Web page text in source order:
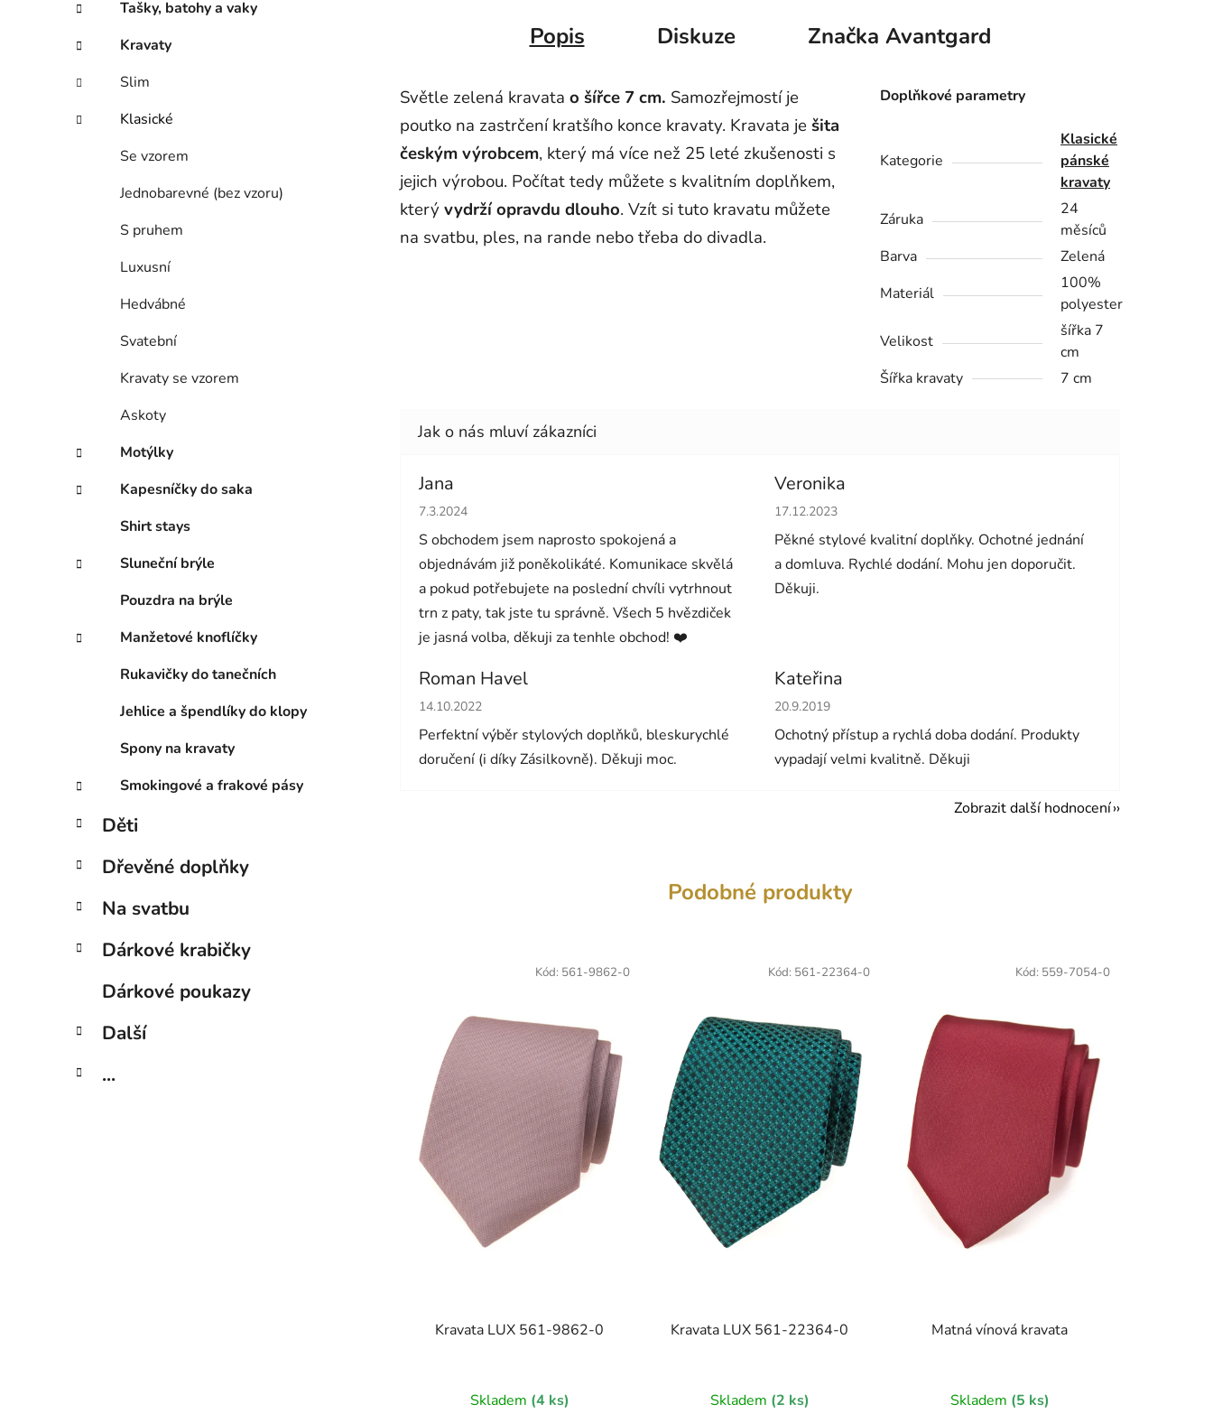
Tašky, batohy a vaky
Kravaty
Slim
Klasické
Se vzorem
Jednobarevné (bez vzoru)
S pruhem
Luxusní
Hedvábné
Svatební
Kravaty se vzorem
Askoty
Motýlky
Kapesníčky do saka
Shirt stays
Sluneční brýle
Pouzdra na brýle
Manžetové knoflíčky
Rukavičky do tanečních
Jehlice a špendlíky do klopy
Spony na kravaty
Smokingové a frakové pásy
Děti
Dřevěné doplňky
Na svatbu
Dárkové krabičky
Dárkové poukazy
Další
...
Popis Diskuze Značka Avantgard
Světle zelená kravata o šířce 7 cm. Samozřejmostí je
poutko na zastrčení kratšího konce kravaty. Kravata je šita
českým výrobcem, který má více než 25 leté zkušenosti s
jejich výrobou. Počítat tedy můžete s kvalitním doplňkem,
který vydrží opravdu dlouho. Vzít si tuto kravatu můžete
na svatbu, ples, na rande nebo třeba do divadla.
Doplňkové parametry
Kategorie
Klasické
pánské
kravaty
Záruka
24
měsíců
Barva
Zelená
Materiál
100%
polyester
Velikost
šířka 7
cm
Šířka kravaty
7 cm
Jana
Hodnocení obchodu je 5 z 5 hvězdiček.
7.3.2024
S obchodem jsem naprosto spokojená a
objednávám již poněkolikáté. Komunikace skvělá
a pokud potřebujete na poslední chvíli vytrhnout
trn z paty, tak jste tu správně. Všech 5 hvězdiček
je jasná volba, děkuji za tenhle obchod! ❤️
Veronika
Hodnocení obchodu je 5 z 5 hvězdiček.
17.12.2023
Pěkné stylové kvalitní doplňky. Ochotné jednání
a domluva. Rychlé dodání. Mohu jen doporučit.
Děkuji.
Roman Havel
Hodnocení obchodu je 5 z 5 hvězdiček.
14.10.2022
Perfektní výběr stylových doplňků, bleskurychlé
doručení (i díky Zásilkovně). Děkuji moc.
Kateřina
Hodnocení obchodu je 5 z 5 hvězdiček.
20.9.2019
Ochotný přístup a rychlá doba dodání. Produkty
vypadají velmi kvalitně. Děkuji
Zobrazit další hodnocení
Podobné produkty
Kravata LUX 561-9862-0
Skladem (4 ks)
Kód: 561-9862-0
Kravata LUX 561-22364-0
Skladem (2 ks)
Kód: 561-22364-0
Matná vínová kravata
Skladem (5 ks)
Kód: 559-7054-0